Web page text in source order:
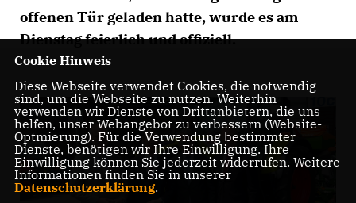
offenen Tür geladen hatte, wurde es am
Dienstag feierlich und offiziell.
Cookie Hinweis
Diese Webseite verwendet Cookies, die notwendig
sind, um die Webseite zu nutzen. Weiterhin
verwenden wir Dienste von Drittanbietern, die uns
helfen, unser Webangebot zu verbessern (Website-
Optmierung). Für die Verwendung bestimmter
Dienste, benötigen wir Ihre Einwilligung. Ihre
Einwilligung können Sie jederzeit widerrufen. Weitere
Informationen finden Sie in unserer
Datenschutzerklärung.